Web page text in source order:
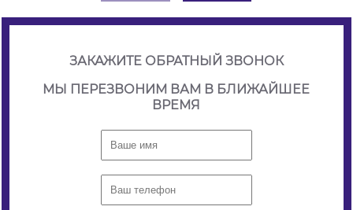
ЗАКАЖИТЕ ОБРАТНЫЙ ЗВОНОК
МЫ ПЕРЕЗВОНИМ ВАМ В БЛИЖАЙШЕЕ
ВРЕМЯ